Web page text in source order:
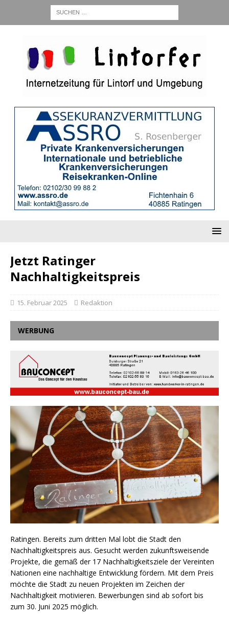
Jetzt Ratinger
Nachhaltigkeitspreis
15. Februar 2025 Redaktion
WERBUNG
Ratingen. Bereits zum dritten Mal lobt die Stadt den
Nachhaltigkeitspreis aus. Gesucht werden zukunftsweisende
Projekte, die gemäß der 17 Nachhaltigkeitsziele der Vereinten
Nationen eine nachhaltige Entwicklung fördern. Mit dem Preis
möchte die Stadt zu neuen Projekten im Zeichen der
Nachhaltigkeit motivieren. Bewerbungen sind ab sofort bis
zum 30. Juni 2025 möglich.